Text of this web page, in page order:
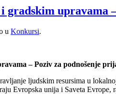
gradskim upravama
u Konkursi.
– Poziv za podnošenje
ljudskim resursima u
Evropska unija i Saveta Evrope,